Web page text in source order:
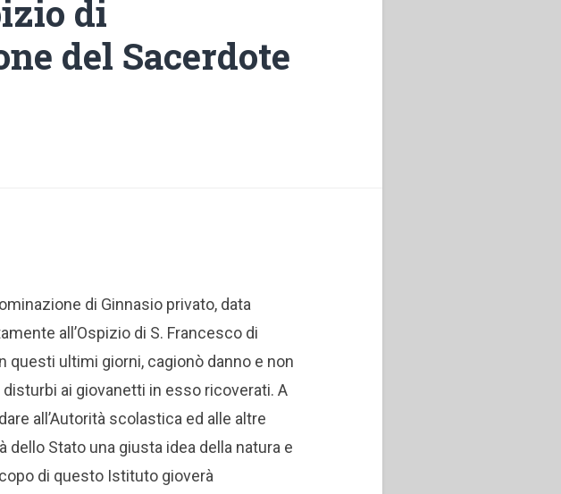
di
del Sacerdote
di Ginnasio privato, data
all’Ospizio di S. Francesco di
questi ultimi giorni, cagionò danno e non
disturbi ai giovanetti in esso ricoverati. A
all’Autorità scolastica ed alle altre
dello Stato una giusta idea della natura e
di questo Istituto gioverà